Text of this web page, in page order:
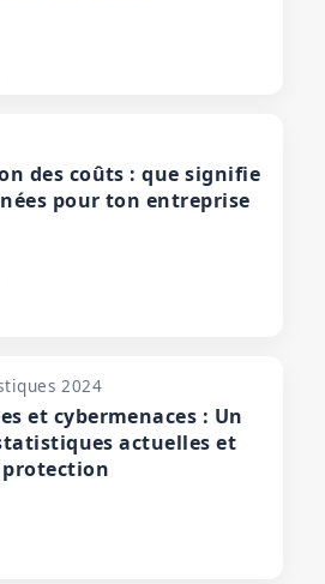
des coûts : que signifie
pour ton entreprise
2024
et cybermenaces : Un
actuelles et
protection